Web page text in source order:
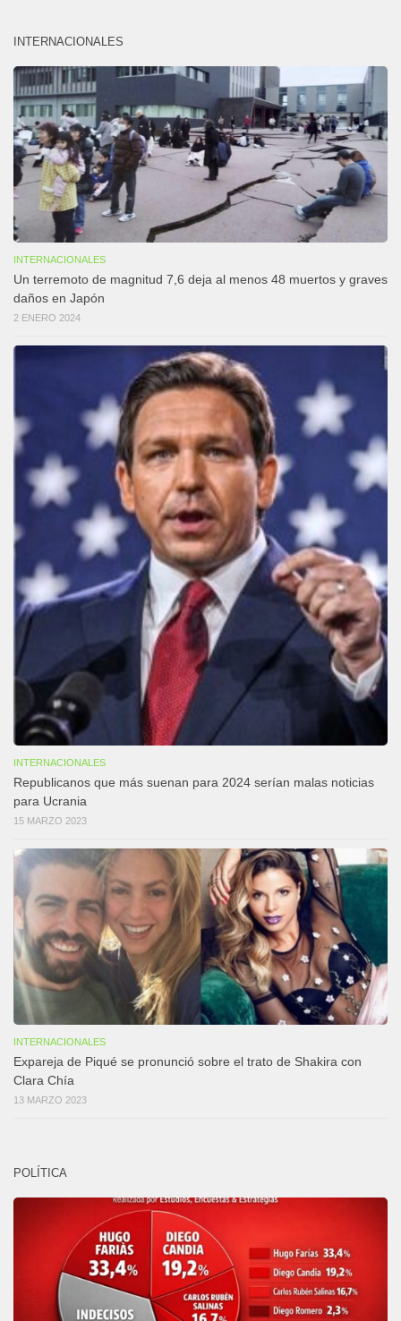
INTERNACIONALES
INTERNACIONALES
Un terremoto de magnitud 7,6 deja al menos 48 muertos y graves
daños en Japón
2 ENERO 2024
INTERNACIONALES
Republicanos que más suenan para 2024 serían malas noticias
para Ucrania
15 MARZO 2023
INTERNACIONALES
Expareja de Piqué se pronunció sobre el trato de Shakira con
Clara Chía
13 MARZO 2023
POLÍTICA